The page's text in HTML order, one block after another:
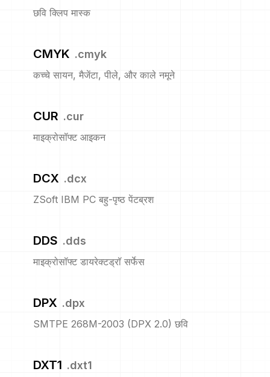
छवि क्लिप मास्क
CMYK .cmyk
कच्चे सायन, मैजेंटा, पीले, और काले नमूने
CUR .cur
माइक्रोसॉफ्ट आइकन
DCX .dcx
ZSoft IBM PC बहु-पृष्ठ पेंटब्रश
DDS .dds
माइक्रोसॉफ्ट डायरेक्टड्रॉ सर्फेस
DPX .dpx
SMTPE 268M-2003 (DPX 2.0) छवि
DXT1 .dxt1